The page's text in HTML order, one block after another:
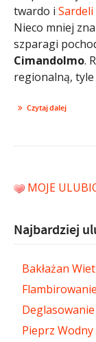
twardo i Sardeli
Nieco mniej
szparagi
Cimandolmo.
regionalną, tyle
Czytaj dalej
MOJE
Najbardziej
Bakłażan
Flambirowanie
Deglasowanie
Pieprz